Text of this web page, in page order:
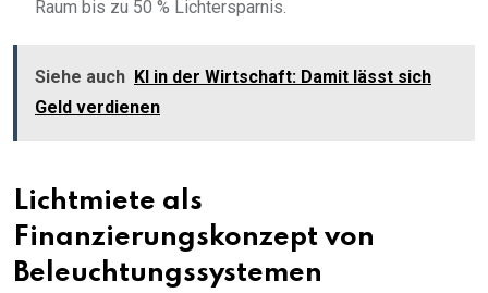
Raum bis zu 50 % Lichtersparnis.
Siehe auch KI in der Wirtschaft: Damit lässt sich
Geld verdienen
Lichtmiete als
Finanzierungskonzept von
Beleuchtungssystemen